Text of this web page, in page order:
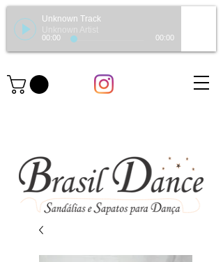
Unknown Track
Unknown Artist
00:00 00:00